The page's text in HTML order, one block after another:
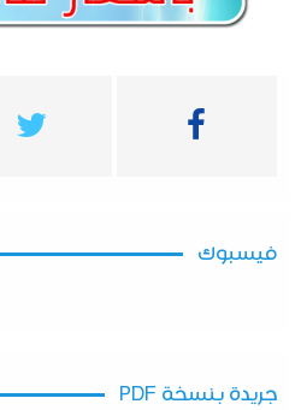
فيسبوك
جريدة بنسخة PDF